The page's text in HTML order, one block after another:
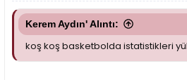
Kerem Aydın' Alıntı:
koş koş basketbolda istatistikleri